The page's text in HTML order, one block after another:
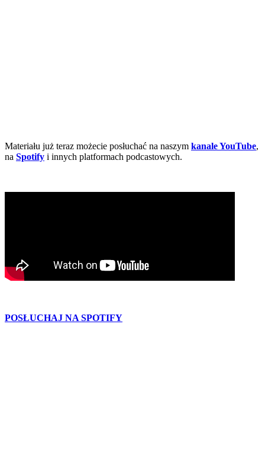
Materiału już teraz możecie posłuchać na naszym kanale YouTube,
na Spotify i innych platformach podcastowych.
POSŁUCHAJ NA SPOTIFY